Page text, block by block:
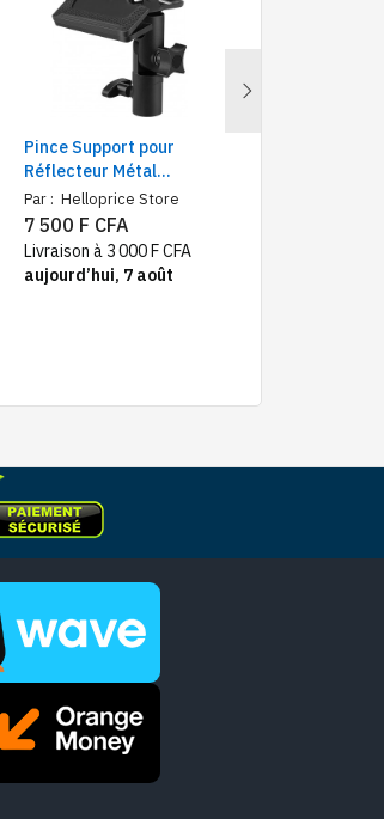
Pince Support pour
Réflecteur Métal
ouverture à 180 °
Inclinaison Réglable,
clamp pour Photo
Studio
Par : Helloprice Store
7 500 F CFA
Livraison à 3 000 F CFA
aujourd’hui, 7 août
Next